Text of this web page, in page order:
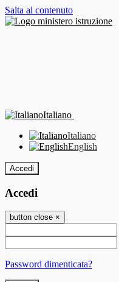
Salta al contenuto
Italiano
Italiano
English
Accedi
Accedi
button close ×
Password dimenticata?